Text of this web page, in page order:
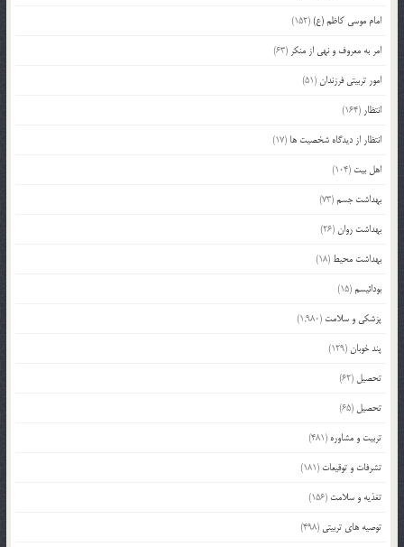
امام موسی کاظم (ع)(152)
امر به معروف و نهی از منکر (63)
امور تربیتی فرزندان(51)
انتظار (164)
انتظار از دیدگاه شخصیت ها (17)
اهل بیت (104)
بهداشت جسم(73)
بهداشت روان(26)
بهداشت محیط (18)
بودائیسم(15)
پزشکی و سلامت (1,980)
پند خوبان(129)
تحصیل (62)
تحصیل (65)
تربیت و مشاوره (481)
تشرفات و توقیعات (181)
تغذیه و سلامت (156)
توصیه های تربیتی (498)